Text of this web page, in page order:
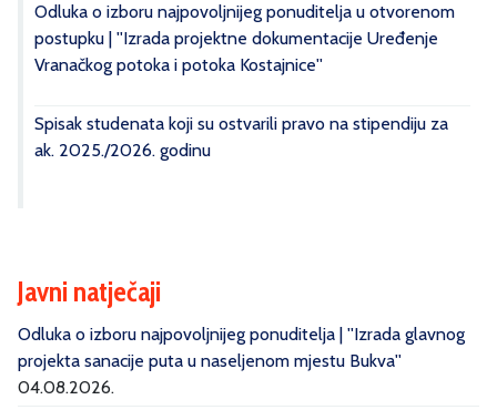
Odluka o izboru najpovoljnijeg ponuditelja u otvorenom
postupku | ''Izrada projektne dokumentacije Uređenje
Vranačkog potoka i potoka Kostajnice''
Spisak studenata koji su ostvarili pravo na stipendiju za
ak. 2025./2026. godinu
Javni natječaji
Odluka o izboru najpovoljnijeg ponuditelja | ''Izrada glavnog
projekta sanacije puta u naseljenom mjestu Bukva''
04.08.2026.